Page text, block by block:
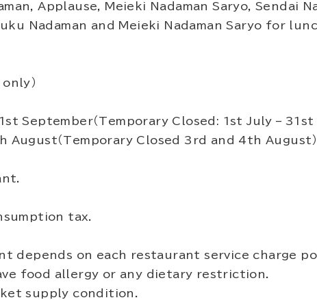
Applause, Meieki Nadaman Saryo, Sendai
Nadaman and Meieki Nadaman Saryo for
）
September（Temporary Closed: 1st July – 31st
August（Temporary Closed 3rd and 4th August）
tax.
depends on each restaurant service charge
food allergy or any dietary restriction.
supply condition.